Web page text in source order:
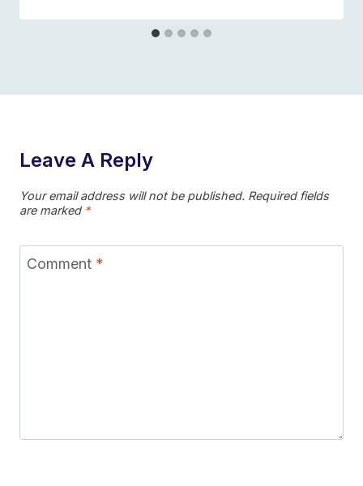
Leave A Reply
Your email address will not be published. Required fields
are marked *
Comment *